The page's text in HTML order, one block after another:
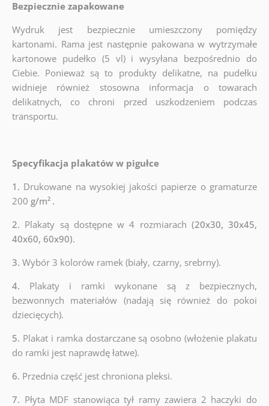
Bezpiecznie zapakowane
Wydruk jest bezpiecznie umieszczony pomiędzy
kartonami. Rama jest następnie pakowana w wytrzymałe
kartonowe pudełko (5 vl) i wysyłana bezpośrednio do
Ciebie. Ponieważ są to produkty delikatne, na pudełku
widnieje również stosowna informacja o towarach
delikatnych, co chroni przed uszkodzeniem podczas
transportu.
Specyfikacja plakatów w pigułce
1. Drukowane na wysokiej jakości papierze o gramaturze
200 g/m² .
2. Plakaty są dostępne w 4 rozmiarach (20x30, 30x45,
40x60, 60x90).
3. Wybór 3 kolorów ramek (biały, czarny, srebrny).
4. Plakaty i ramki wykonane są z bezpiecznych,
bezwonnych materiałów (nadają się również do pokoi
dziecięcych).
5. Plakat i ramka dostarczane są osobno (włożenie plakatu
do ramki jest naprawdę łatwe).
6. Przednia część jest chroniona pleksi.
7. Płyta MDF stanowiąca tył ramy zawiera 2 haczyki do